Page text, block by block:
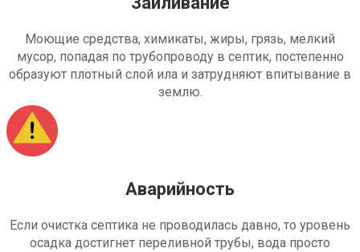
Моющие средства, химикаты, жиры, грязь, мелкий
мусор, попадая по трубопроводу в септик, постепенно
образуют плотный слой ила и затрудняют впитывание в
землю.
Аварийность
Если очистка септика не проводилась давно, то уровень
осадка достигнет переливной трубы, вода просто